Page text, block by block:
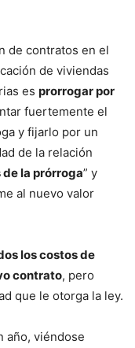
de contratos en el
de viviendas
es prorrogar por
fuertemente el
y fijarlo por un
de la relación
la prórroga” y
al nuevo valor
los costos de
contrato, pero
que le otorga la ley.
año, viéndose